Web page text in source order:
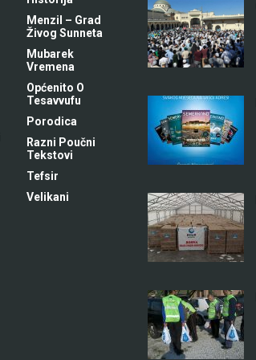
Menzil – Grad
Živog Sunneta
Mubarek
Vremena
Općenito O
Tesavvufu
Porodica
Razni Poučni
Tekstovi
Tefsir
Velikani